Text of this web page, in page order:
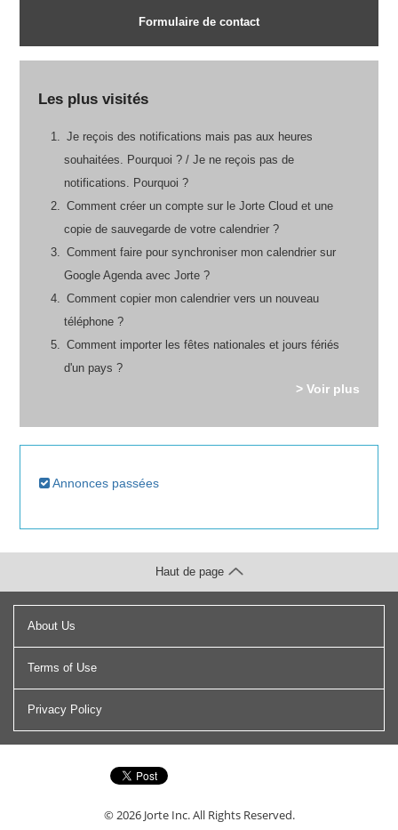
Formulaire de contact
Les plus visités
Je reçois des notifications mais pas aux heures
souhaitées. Pourquoi ? / Je ne reçois pas de
notifications. Pourquoi ?
Comment créer un compte sur le Jorte Cloud et une
copie de sauvegarde de votre calendrier ?
Comment faire pour synchroniser mon calendrier sur
Google Agenda avec Jorte ?
Comment copier mon calendrier vers un nouveau
téléphone ?
Comment importer les fêtes nationales et jours fériés
d'un pays ?
> Voir plus
Annonces passées
About Us
Terms of Use
Privacy Policy
© 2026 Jorte Inc.All Rights Reserved.
Haut de page